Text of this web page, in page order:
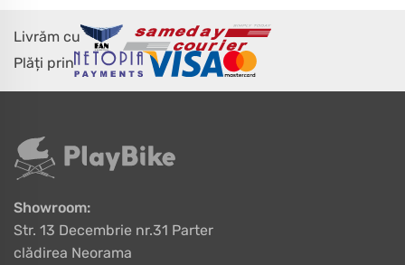
Livrăm cu
Plăți prin
Showroom:
Str. 13 Decembrie nr.31 Parter
clădirea Neorama